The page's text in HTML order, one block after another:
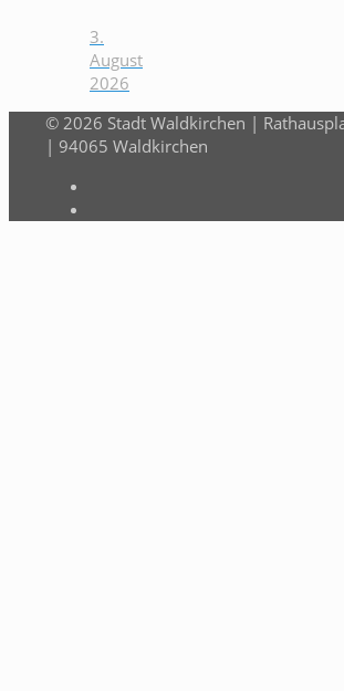
3.
August
2026
© 2026 Stadt Waldkirchen |
| 94065 Waldkirchen